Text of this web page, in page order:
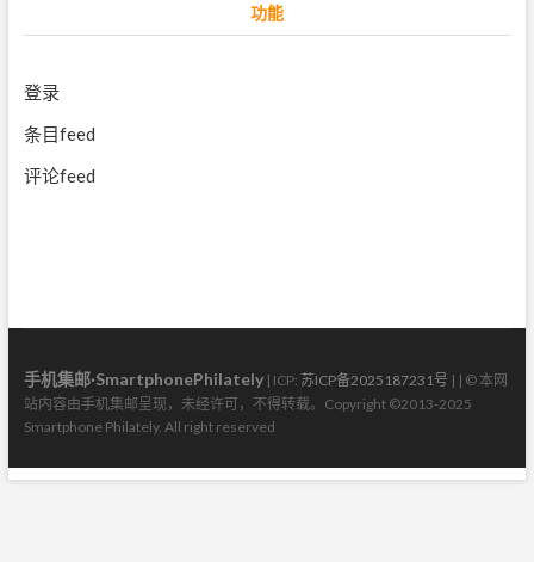
功能
登录
条目feed
评论feed
手机集邮·SmartphonePhilately| ICP: 苏ICP备2025187231号 | | © 本网
站内容由手机集邮呈现，未经许可，不得转载。Copyright ©2013-2025
Smartphone Philately. All right reserved